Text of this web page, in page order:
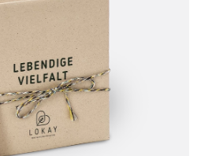
Übersicht über alle